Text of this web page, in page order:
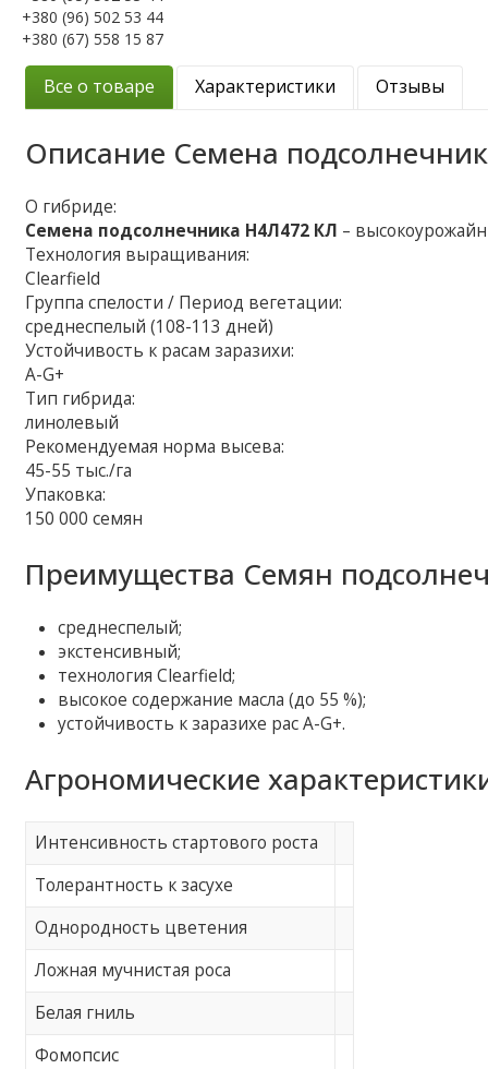
+380 (96) 502 53 44
+380 (67) 558 15 87
Все о товаре Характеристики Отзывы
Описание Семена
О гибриде:
Семена подсолнечника Н4Л472 КЛ –
Технология выращивания:
Clearfield
Группа спелости / Период вегетации:
среднеспелый (108-113 дней)
Устойчивость к расам заразихи:
A-G+
Тип гибрида:
линолевый
Рекомендуемая норма высева:
45-55 тыс./га
Упаковка:
150 000 семян
Преимущества Семян
среднеспелый;
экстенсивный;
технология Clearfield;
высокое содержание масла (до 55 %);
устойчивость к заразихе рас A-G+.
Агрономические
Интенсивность стартового роста
Толерантность к засухе
Однородность цветения
Ложная мучнистая роса
Белая гниль
Фомопсис